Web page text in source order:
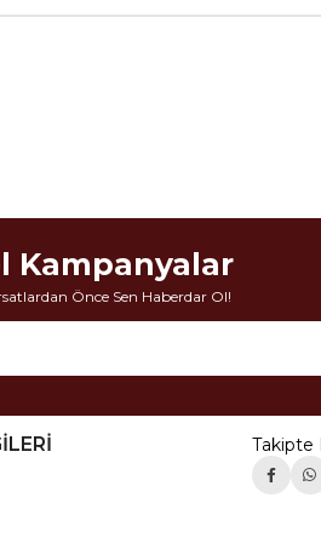
Kampanyalar
Önce Sen Haberdar Ol!
Takipte